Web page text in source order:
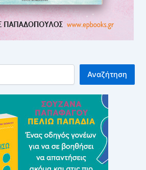
Αναζήτηση